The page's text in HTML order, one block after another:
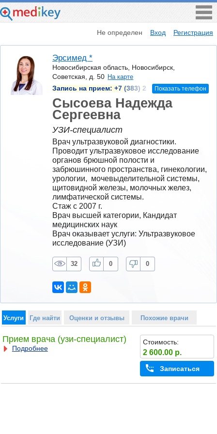
Не определен Вход Регистрация
Эрсимед *
Новосибирская область, Новосибирск,
Советская, д. 50 На карте
Запись на прием: +7 (383) 2 Показать телефон
Сысоева Надежда
Сергеевна
УЗИ-специалист
Врач ультразвуковой диагностики.
Проводит ультразвуковое исследование
органов брюшной полости и
забрюшинного пространства, гинекологии,
урологии,  мочевыделительной системы,
щитовидной железы, молочных желез,
лимфатической системы.
Стаж с 2007 г.
Врач высшей категории, Кандидат
медицинских наук
Врач оказывает услуги: Ультразвуковое
исследование (УЗИ)
32 0 0
Услуги Где найти Оценки и отзывы Похожие врачи
Прием врача (узи-специалист)
Подробнее
Стоимость:
2 600.00 р.
Записаться